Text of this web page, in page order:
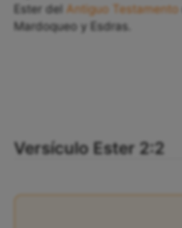
Ester del Antiguo Testamento
Mardoqueo y Esdras.
Versículo Ester 2:2